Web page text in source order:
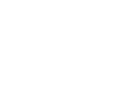
クトワークが可能 総合
り、全方位のクライア